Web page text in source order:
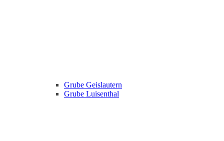
Grube Geislautern
Grube Luisenthal